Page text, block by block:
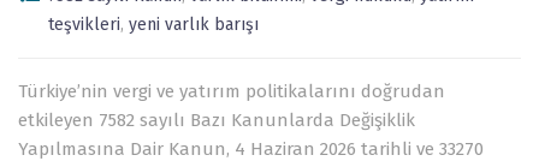
teşvikleri, yeni varlık barışı
Türkiye’nin vergi ve yatırım politikalarını doğrudan
etkileyen 7582 sayılı Bazı Kanunlarda Değişiklik
Yapılmasına Dair Kanun, 4 Haziran 2026 tarihli ve 33270